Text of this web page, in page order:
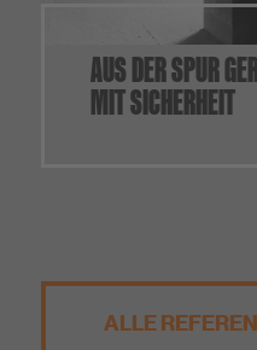
AUS DER SPUR
MIT SICHERHEIT
ALLE